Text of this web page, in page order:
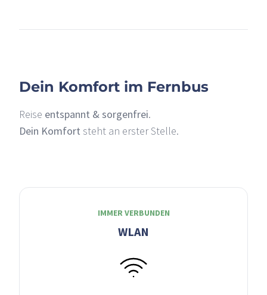
Dein Komfort im Fernbus
Reise entspannt & sorgenfrei.
Dein Komfort steht an erster Stelle.
IMMER VERBUNDEN
WLAN